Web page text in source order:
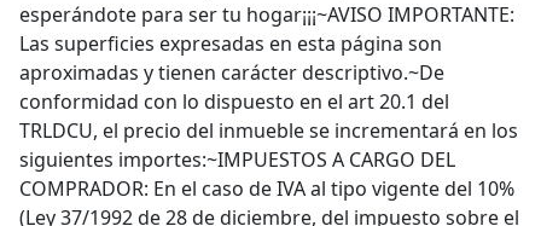
esperándote para ser tu hogar¡¡¡~AVISO IMPORTANTE:
Las superficies expresadas en esta página son
aproximadas y tienen carácter descriptivo.~De
conformidad con lo dispuesto en el art 20.1 del
TRLDCU, el precio del inmueble se incrementará en los
siguientes importes:~IMPUESTOS A CARGO DEL
COMPRADOR: En el caso de IVA al tipo vigente del 10%
(Ley 37/1992 de 28 de diciembre, del impuesto sobre el